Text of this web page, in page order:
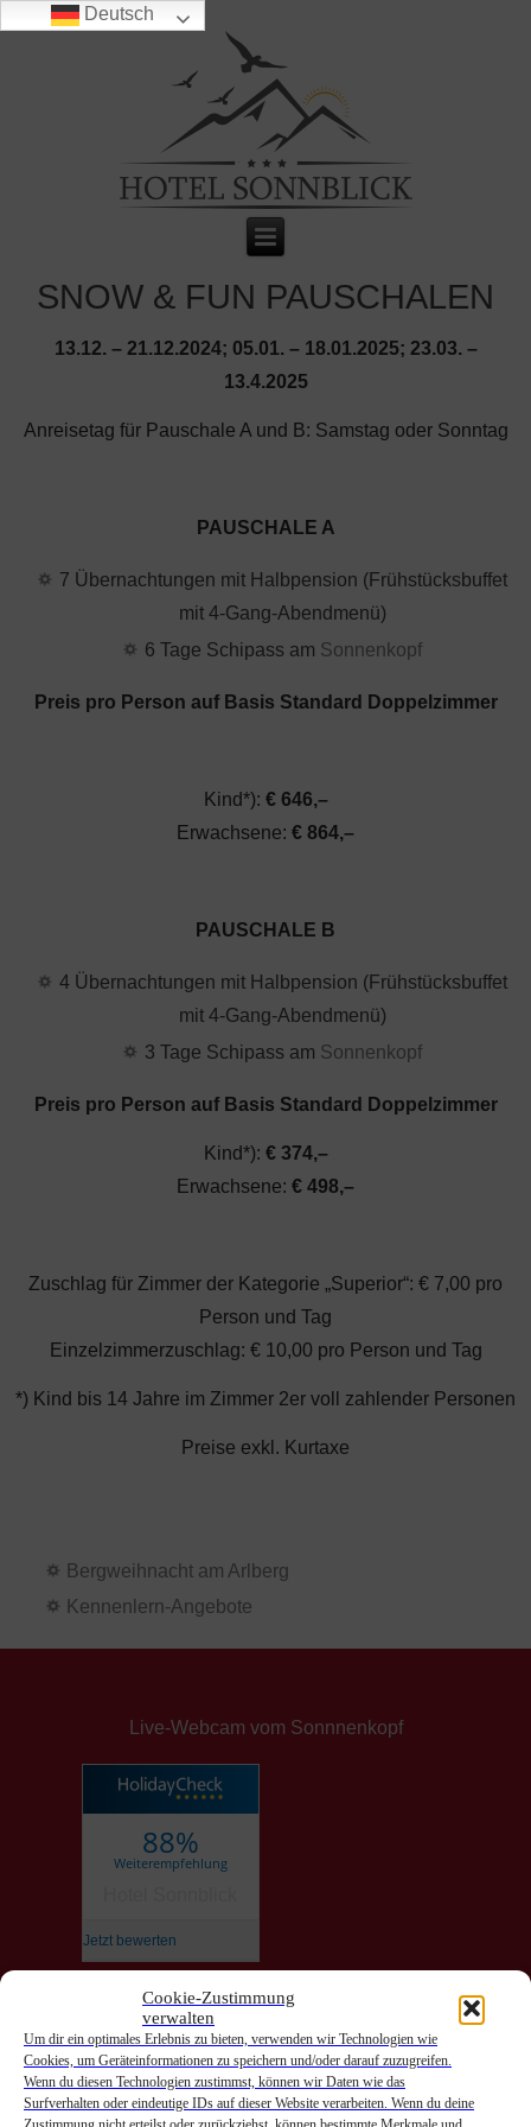
Cookie-Zustimmung
verwalten
Um dir ein optimales Erlebnis zu bieten, verwenden wir Technologien wie
Cookies, um Geräteinformationen zu speichern und/oder darauf zuzugreifen.
Wenn du diesen Technologien zustimmst, können wir Daten wie das
Surfverhalten oder eindeutige IDs auf dieser Website verarbeiten. Wenn du deine
Deutsch
SNOW & FUN PAUSCHALEN
13.12. – 21.12.2024; 05.01. – 18.01.2025; 23.03. –
13.4.2025
Anreisetag für Pauschale A und B: Samstag oder Sonntag
PAUSCHALE A
7 Übernachtungen mit Halbpension (Frühstücksbuffet
mit 4-Gang-Abendmenü)
6 Tage Schipass am Sonnenkopf
Preis pro Person auf Basis Standard Doppelzimmer
Kind*): € 646,–
Erwachsene: € 864,–
PAUSCHALE B
4 Übernachtungen mit Halbpension (Frühstücksbuffet
mit 4-Gang-Abendmenü)
3 Tage Schipass am Sonnenkopf
Preis pro Person auf Basis Standard Doppelzimmer
Kind*): € 374,–
Erwachsene: € 498,–
Zuschlag für Zimmer der Kategorie „Superior“: € 7,00 pro
Person und Tag
Einzelzimmerzuschlag: € 10,00 pro Person und Tag
*) Kind bis 14 Jahre im Zimmer 2er voll zahlender Personen
Preise exkl. Kurtaxe
Bergweihnacht am Arlberg
Kennenlern-Angebote
Live-Webcam vom Sonnnenkopf
88%
Weiterempfehlung
Jetzt bewerten
Abreise